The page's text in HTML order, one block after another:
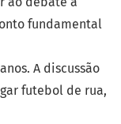
fundamental
A discussão
futebol de rua,